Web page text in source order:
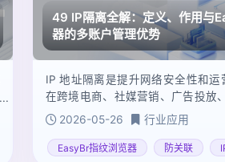
49 IP隔离全解：定义、作用与
器的多账户管理优势
IP 地址隔离是提升网络安全性和运
在跨境电商、社媒营销、广告投放
中至关重要。通过隔离设备和用户
2026-05-26 行业应用
EasyBr指纹浏览器 防关联